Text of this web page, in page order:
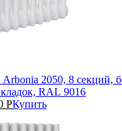
2050, 8 секций,
RAL 9016
РКупить